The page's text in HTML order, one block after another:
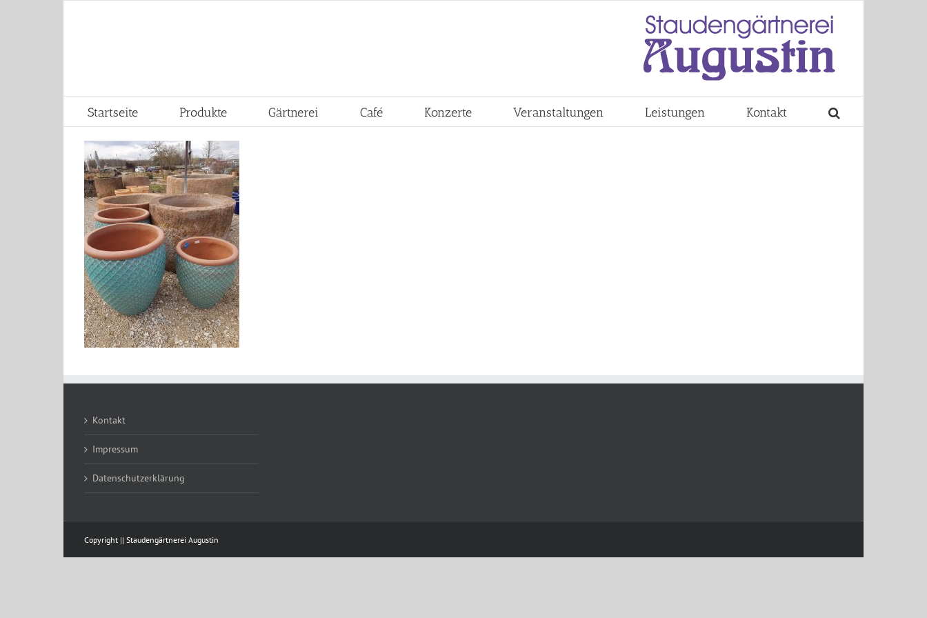
Startseite Produkte Gärtnerei Café Konzerte Veranstaltungen Leistungen Kontakt
Kontakt
Impressum
Datenschutzerklärung
Copyright || Staudengärtnerei Augustin